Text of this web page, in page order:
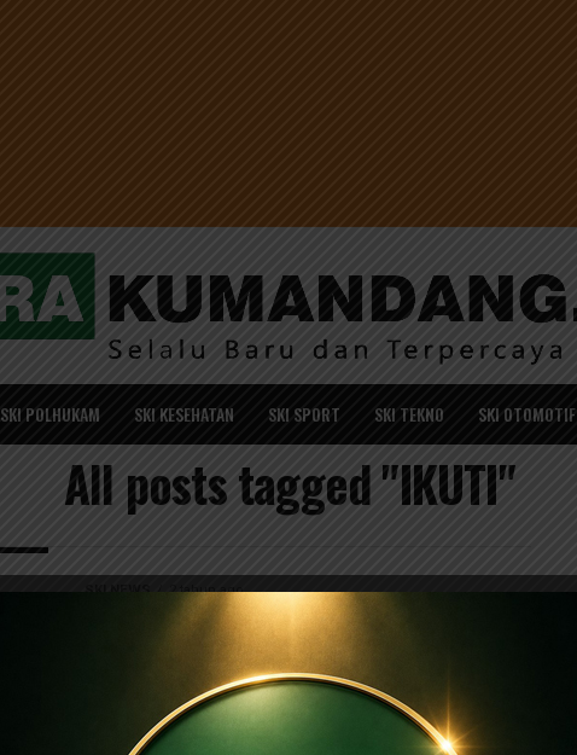
SKI POLHUKAM SKI KESEHATAN SKI SPORT SKI TEKNO SKI OTOMOTIF
All posts tagged "IKUTI"
2 tahun ago
Bro Ronny Ikuti Lounching Sumber
Dadapan Bersama Warga
Simbolis potongan tumpeng Suyahman selaku
tokoh masyarakat diberikan kepada Bro